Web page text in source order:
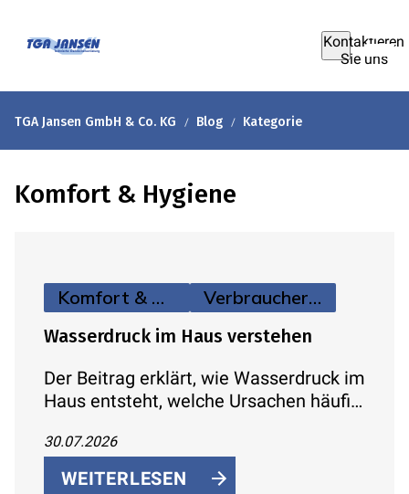
Kontaktieren
Sie uns
TGA Jansen GmbH & Co. KG Blog Kategorie
Komfort & Hygiene
Komfort & Hygiene Verbraucherinfos
Wasserdruck im Haus verstehen
Der Beitrag erklärt, wie Wasserdruck im
Haus entsteht, welche Ursachen häufig
sich das Problem systematisch
eingrenzen lässt.
30.07.2026
WEITERLESEN